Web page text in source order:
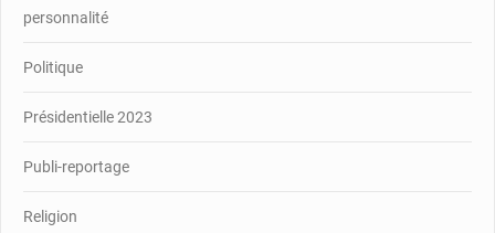
personnalité
Politique
Présidentielle 2023
Publi-reportage
Religion